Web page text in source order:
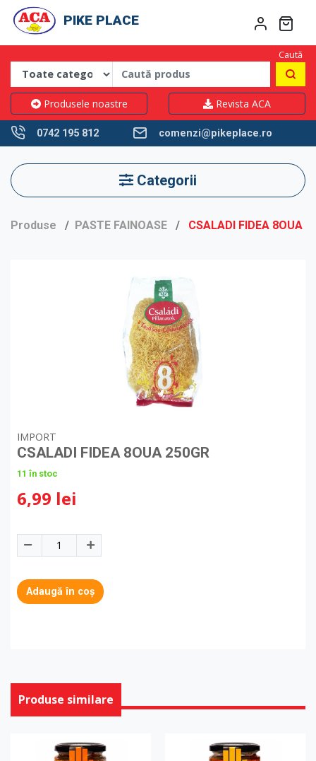
PIKE PLACE
Caută
Produsele noastre Revista ACA
0742 195 812 comenzi@pikeplace.ro
Categorii
Produse PASTE FAINOASE CSALADI FIDEA 8OUA
IMPORT
CSALADI FIDEA 8OUA 250GR
11 în stoc
6,99 lei
Adaugă în coș
Produse similare